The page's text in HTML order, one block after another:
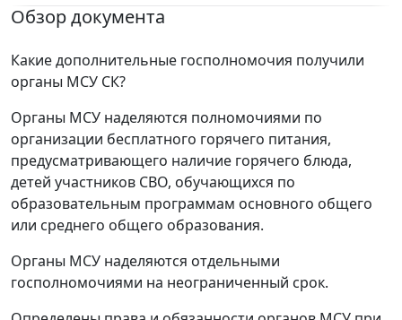
Обзор документа
Какие дополнительные госполномочия получили
органы МСУ СК?
Органы МСУ наделяются полномочиями по
организации бесплатного горячего питания,
предусматривающего наличие горячего блюда,
детей участников СВО, обучающихся по
образовательным программам основного общего
или среднего общего образования.
Органы МСУ наделяются отдельными
госполномочиями на неограниченный срок.